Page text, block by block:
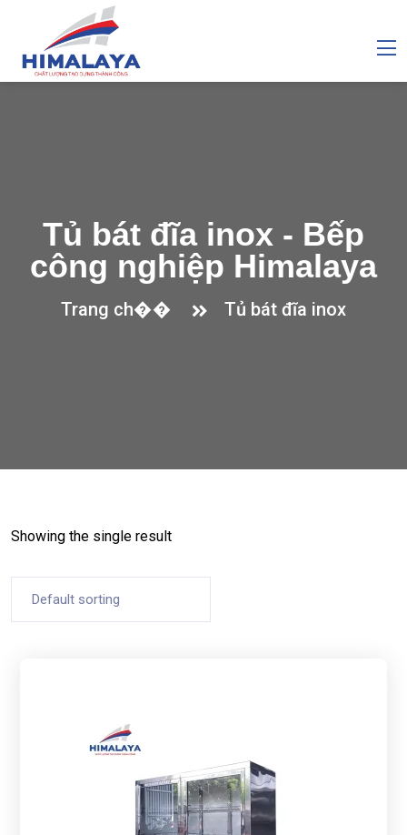
Tủ bát đĩa inox - Bếp
công nghiệp Himalaya
Trang ch�� Tủ bát đĩa inox
Showing the single result